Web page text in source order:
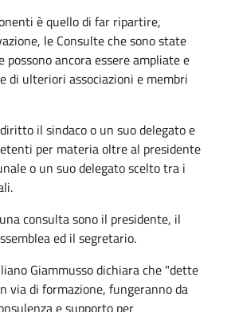
è quello di far ripartire,
le Consulte che sono state
possono ancora essere ampliate e
di ulteriori associazioni e membri
il sindaco o un suo delegato e
per materia oltre al presidente
o un suo delegato scelto tra i
consulta sono il presidente, il
ed il segretario.
Giammusso dichiara che "dette
via di formazione, fungeranno da
e supporto per